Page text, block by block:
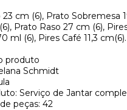
cm (6), Prato Sobremesa
Prato Raso 27 cm (6),
ml (6), Pires Café 11,3 cm(6).
produto
Schmidt
Serviço de Jantar
peças: 42